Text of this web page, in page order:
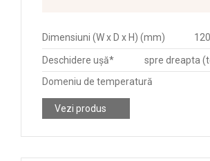
Dimensiuni (W x D x H) (mm)
Deschidere ușă*
spre dreapta
Domeniu de temperatură
Vezi produs